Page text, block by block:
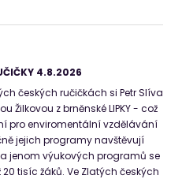
4.8.2026
českých ručičkách si Petr Slíva
Žilkovou z brněnské LIPKY - což
pro enviromentální vzdělávání
jejich programy navštěvují
jenom výukových programů se
tisíc žáků. Ve Zlatých českých